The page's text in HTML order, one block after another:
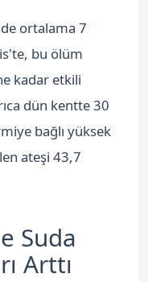
ortalama 7
bu ölüm
ne kadar etkili
dün kentte 30
bağlı yüksek
ateşi 43,7
Suda
Arttı